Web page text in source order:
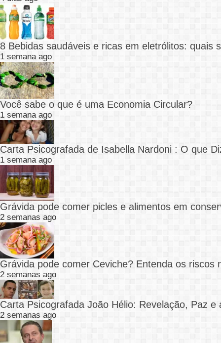
8 Bebidas saudáveis e ricas em eletrólitos: quais
1 semana ago
Você sabe o que é uma Economia Circular?
1 semana ago
Carta Psicografada de Isabella Nardoni : O que
1 semana ago
Grávida pode comer picles e alimentos em
2 semanas ago
Grávida pode comer Ceviche? Entenda os riscos
2 semanas ago
Carta Psicografada João Hélio: Revelação, Paz e
2 semanas ago